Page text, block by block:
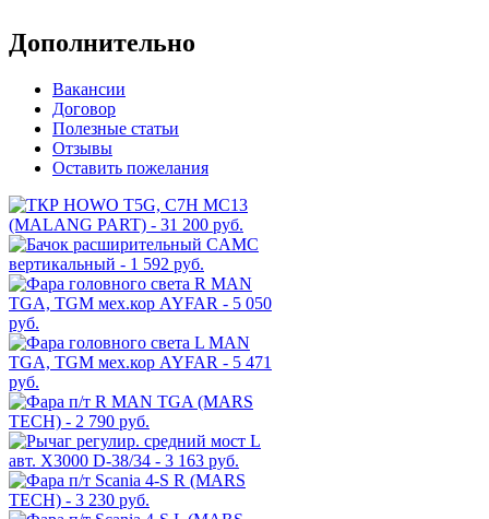
Дополнительно
Вакансии
Договор
Полезные статьи
Отзывы
Оставить пожелания